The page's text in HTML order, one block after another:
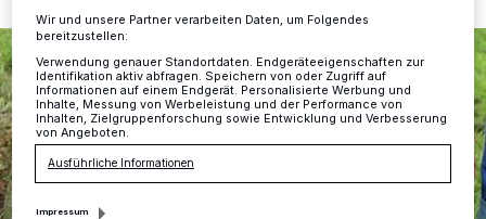
Wir und unsere Partner verarbeiten Daten, um Folgendes
bereitzustellen:
Verwendung genauer Standortdaten. Endgeräteeigenschaften zur
Identifikation aktiv abfragen. Speichern von oder Zugriff auf
Informationen auf einem Endgerät. Personalisierte Werbung und
Inhalte, Messung von Werbeleistung und der Performance von
Inhalten, Zielgruppenforschung sowie Entwicklung und Verbesserung
von Angeboten.
Ausführliche Informationen
Impressum